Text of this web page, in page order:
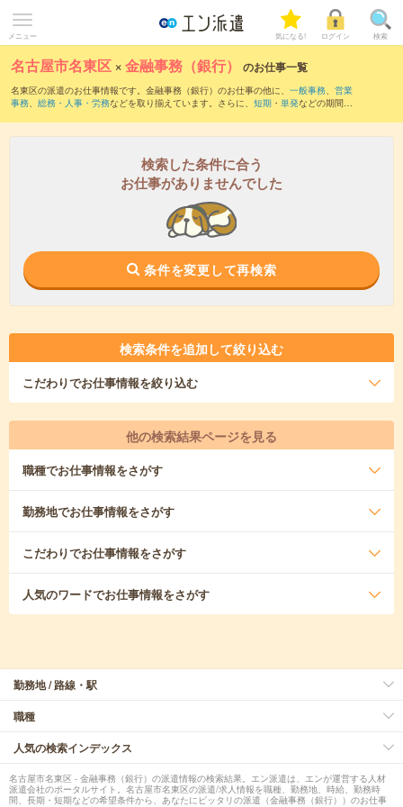
メニュー 気になる! ログイン 検索
名古屋市名東区 ×金融事務（銀行） のお仕事一覧
名東区の派遣のお仕事情報です。金融事務（銀行）のお仕事の他に、 一般事務、 営業
事務、 総務・人事・労務などを取り揃えています。さらに、 短期 ・ 単発などの期間
検索した条件に合う
お仕事がありませんでした
条件を変更して再検索
検索条件を追加して絞り込む
こだわりでお仕事情報を絞り込む
他の検索結果ページを見る
職種でお仕事情報をさがす
勤務地でお仕事情報をさがす
こだわりでお仕事情報をさがす
人気のワードでお仕事情報をさがす
勤務地 / 路線・駅
職種
人気の検索インデックス
名古屋市名東区 - 金融事務（銀行）の派遣情報の検索結果。エン派遣は、エンが運営する人材
派遣会社のポータルサイト。名古屋市名東区の派遣/求人情報を職種、勤務地、時給、勤務時
間、長期・短期などの希望条件から、あなたにピッタリの派遣（金融事務（銀行））のお仕事